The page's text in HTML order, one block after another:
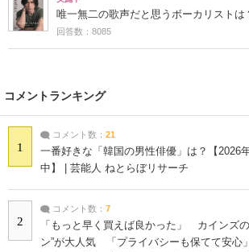
唯一無二の歌声だと思うボーカリストは
回答数：8085
コメントランキング
1
コメント数： 21
一番好きな「韓国の男性俳優」は？【2026
中】 | 芸能人 ねとらぼリサーチ
2
コメント数： 7
「もっと早く買えば良かった」 カインズ
ン”が大人気 「プライバシーも保てて安心